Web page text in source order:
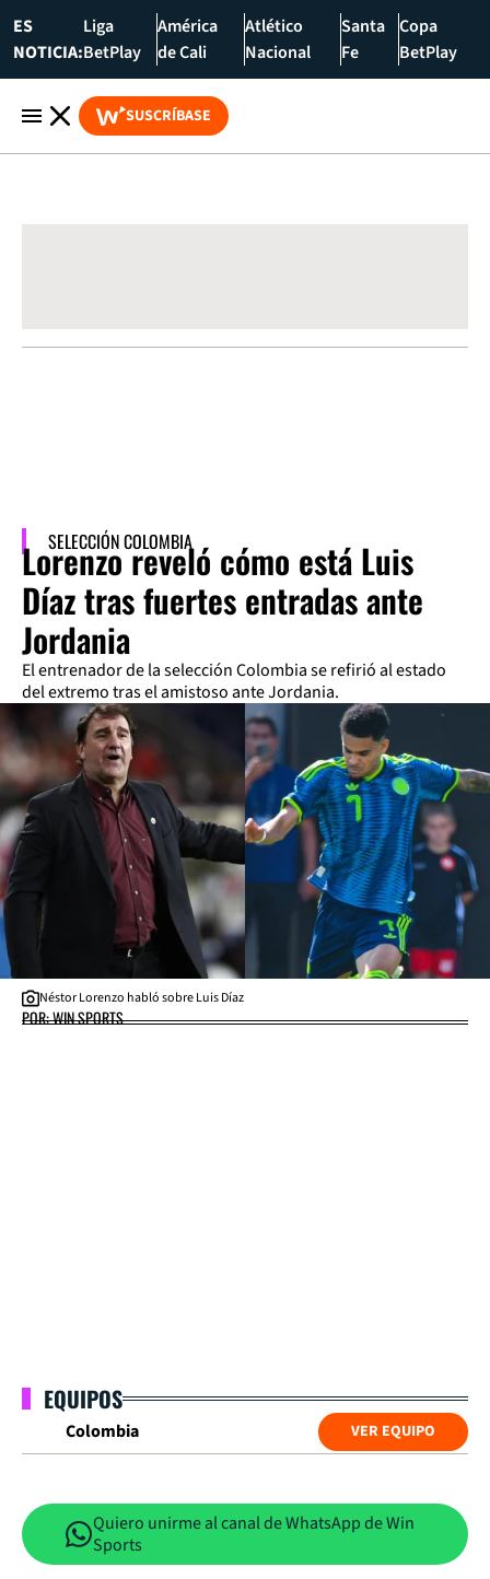
ES
NOTICIA:
Liga
BetPlay
América
de Cali
Atlético
Nacional
Santa
Fe
Copa
BetPlay
SUSCRÍBASE
SELECCIÓN COLOMBIA
Lorenzo reveló cómo está Luis
Díaz tras fuertes entradas ante
Jordania
El entrenador de la selección Colombia se refirió al estado
del extremo tras el amistoso ante Jordania.
Néstor Lorenzo habló sobre Luis Díaz
POR: WIN SPORTS
EQUIPOS
Colombia VER EQUIPO
Quiero unirme al canal de WhatsApp de Win
Sports